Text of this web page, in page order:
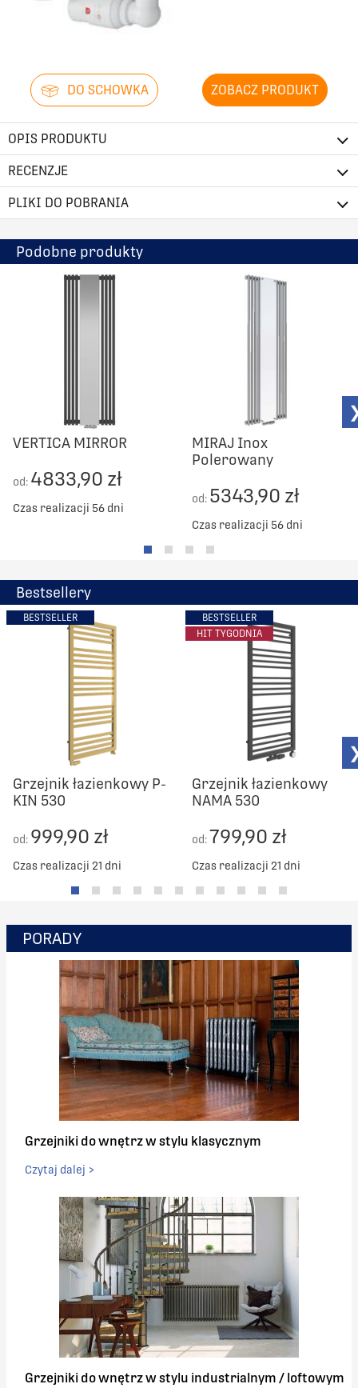
DO SCHOWKA ZOBACZ PRODUKT
OPIS PRODUKTU
RECENZJE
PLIKI DO POBRANIA
Podobne produkty
VERTICA MIRROR
od: 4833,90 zł
Czas realizacji 56 dni
MIRAJ Inox
Polerowany
od: 5343,90 zł
Czas realizacji 56 dni
Bestsellery
BESTSELLER
Grzejnik łazienkowy P-
KIN 530
od: 999,90 zł
Czas realizacji 21 dni
BESTSELLER
HIT TYGODNIA
Grzejnik łazienkowy
NAMA 530
od:799,90 zł
Czas realizacji 21 dni
PORADY
Grzejniki do wnętrz w stylu klasycznym
Czytaj dalej >
Grzejniki do wnętrz w stylu industrialnym / loftowym